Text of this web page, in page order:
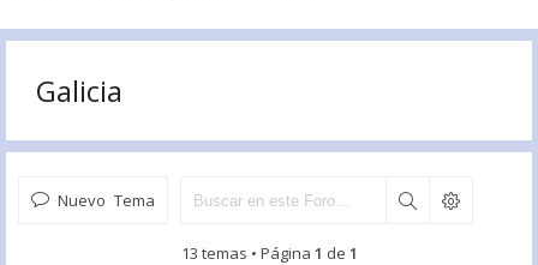
Galicia
Nuevo Tema
13 temas • Página 1 de 1